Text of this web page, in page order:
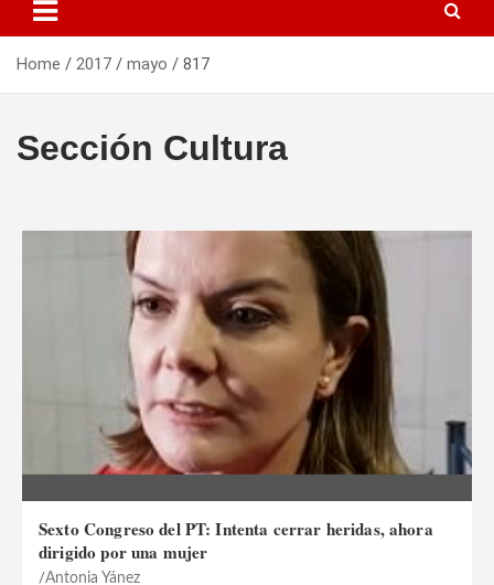
Home 2017 mayo 817
Sexto Congreso del PT: Intenta cerrar heridas, ahora
dirigido por una mujer
Antonia Yánez